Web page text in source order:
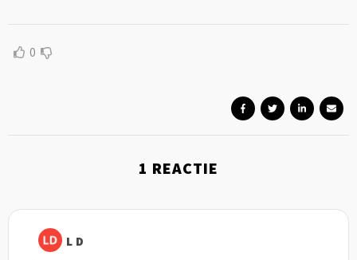
0
1 REACTIE
L D